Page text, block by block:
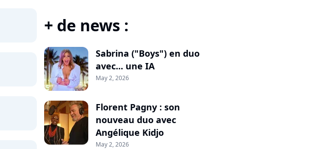
+ de news :
Sabrina ("Boys") en duo
avec... une IA
May 2, 2026
Florent Pagny : son
nouveau duo avec
Angélique Kidjo
May 2, 2026